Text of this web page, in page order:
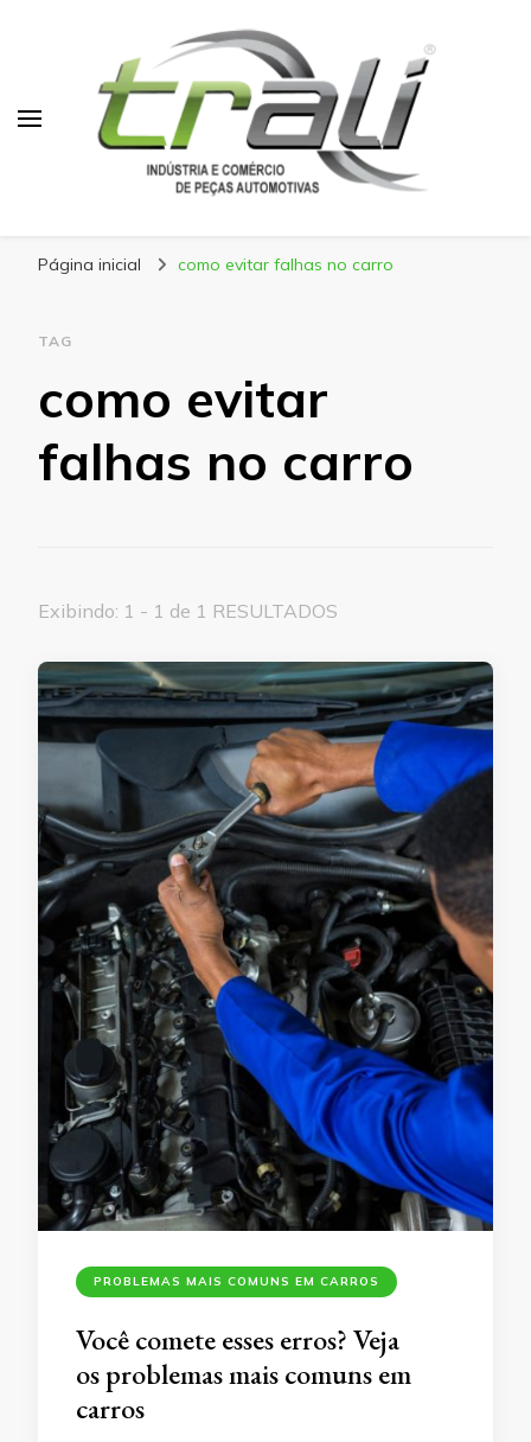
Página inicial como evitar falhas no carro
TAG
como evitar
falhas no carro
Exibindo: 1 - 1 de 1 RESULTADOS
PROBLEMAS MAIS COMUNS EM CARROS
Você comete esses erros? Veja
os problemas mais comuns em
carros